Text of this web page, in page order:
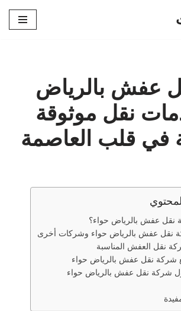
عفش بالرياض
نقل موثوقة
في قلب العاصمة
نقل عفش بالرياض حواء؟
نقل عفش بالرياض حواء وشركات أخرى
نقل العفش المناسبة
شركة نقل عفش بالرياض حواء
شركة نقل عفش بالرياض حواء